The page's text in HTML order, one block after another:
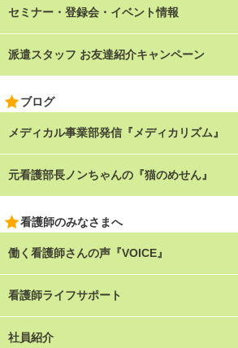
セミナー・登録会・イベント情報
派遣スタッフ お友達紹介キャンペーン
ブログ
メディカル事業部発信『メディカリズム』
元看護部長ノンちゃんの『猫のめせん』
看護師のみなさまへ
働く看護師さんの声『VOICE』
看護師ライフサポート
社員紹介